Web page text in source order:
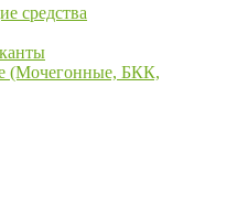
средства
(Мочегонные, БКК,